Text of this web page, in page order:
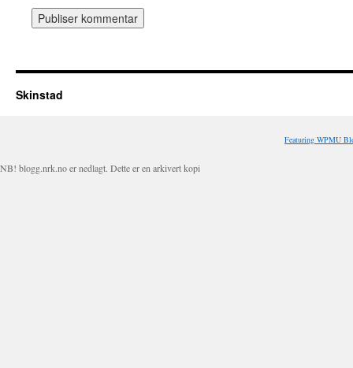
Skinstad
Featuring WPMU
NB! blogg.nrk.no er nedlagt. Dette er en arkivert kopi